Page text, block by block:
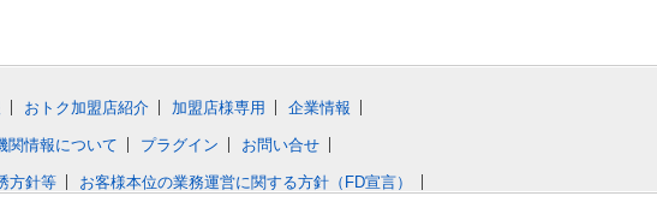
おトク加盟店紹介 加盟店様専用 企業情報
関情報について プラグイン お問い合せ
方針等 お客様本位の業務運営に関する方針（FD宣言）